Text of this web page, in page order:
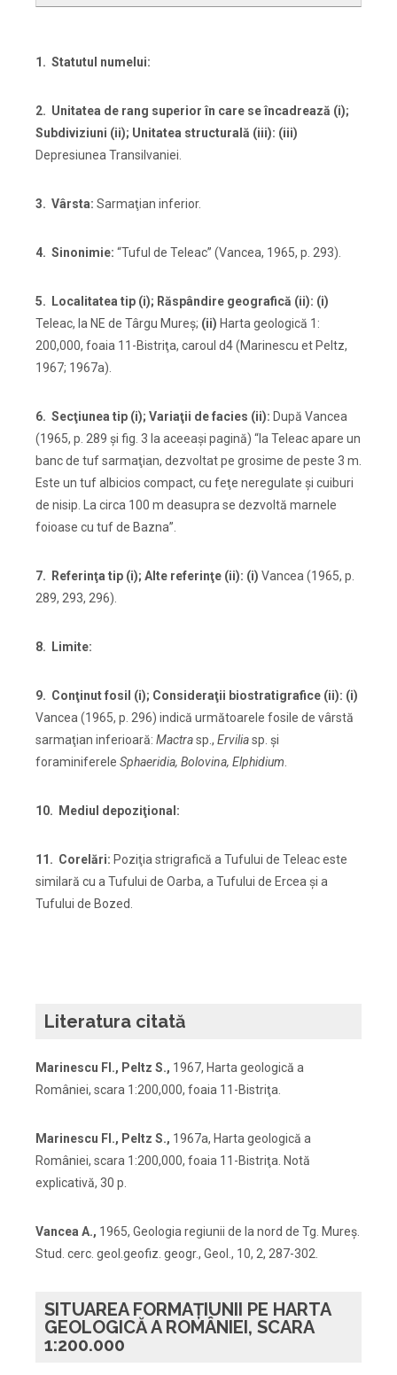
1. Statutul numelui:
2. Unitatea de rang superiorîn care se încadrează (i);
Subdiviziuni (ii); Unitatea structurală (iii): (iii)
Depresiunea Transilvaniei.
3. Vârsta: Sarmaţian inferior.
4. Sinonimie: “Tuful de Teleac” (Vancea, 1965, p. 293).
5. Localitatea tip (i); Răspândire geografică (ii): (i)
Teleac, la NE de Târgu Mureş; (ii) Harta geologică 1:
200,000, foaia 11-Bistriţa, caroul d4 (Marinescu et Peltz,
1967; 1967a).
6. Secţiunea tip (i); Variaţii de facies (ii): După Vancea
(1965, p. 289 şi fig. 3 la aceeaşi pagină) “la Teleac apare un
banc de tuf sarmaţian, dezvoltat pe grosime de peste 3 m.
Este un tuf albicios compact, cu feţe neregulate şi cuiburi
de nisip. La circa 100 m deasupra se dezvoltă marnele
foioase cu tuf de Bazna”.
7. Referinţa tip (i); Alte referinţe (ii): (i) Vancea (1965, p.
289, 293, 296).
8. Limite:
9. Conţinut fosil (i); Consideraţii biostratigrafice (ii): (i)
Vancea (1965, p. 296) indică următoarele fosile de vârstă
sarmaţian inferioară: Mactrasp., Erviliasp. şi
foraminiferele Sphaeridia, Bolovina, Elphidium.
10. Mediul depoziţional:
11. Corelări: Poziţia strigrafică a Tufului de Teleac este
similară cu a Tufului de Oarba, a Tufului de Ercea şi a
Tufului de Bozed.
Literatura citată
Marinescu Fl., Peltz S., 1967, Harta geologică a
României, scara 1:200,000, foaia 11-Bistriţa.
Marinescu Fl., Peltz S., 1967a, Harta geologică a
României, scara 1:200,000, foaia 11-Bistriţa. Notă
explicativă, 30 p.
Vancea A., 1965, Geologia regiunii de la nord de Tg. Mureş.
Stud. cerc. geol.geofiz. geogr., Geol., 10, 2, 287-302.
SITUAREA FORMAȚIUNII PE HARTA
GEOLOGICĂ A ROMÂNIEI, SCARA
1:200.000